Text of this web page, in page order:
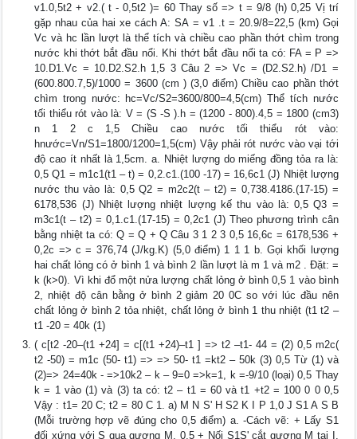
v1.0,5t2 + v2.( t - 0,5t2 )= 60 Thay số => t = 9/8 (h) 0,25 Vị trí
gặp nhau của hai xe cách A: SA = v1 .t = 20.9/8=22,5 (km) Gọi
Vc và hc lần lượt là thể tích và chiều cao phần thớt chìm trong
nước khi thớt bắt đầu nổi. Khi thớt bắt đầu nổi ta có: FA = P =>
10.D1.Vc = 10.D2.S2.h 1,5 3 Câu 2 => Vc = (D2.S2.h) /D1 =
(600.800.7,5)/1000 = 3600 (cm ) (3,0 điểm) Chiều cao phần thớt
chìm trong nước: hc=Vc/S2=3600/800=4,5(cm) Thể tích nước
tối thiểu rót vào là: V = (S -S ).h = (1200 - 800).4,5 = 1800 (cm3)
n 1 2 c 1,5 Chiều cao nước tối thiểu rót vào:
hnước=Vn/S1=1800/1200=1,5(cm) Vậy phải rót nước vào vại tới
độ cao ít nhất là 1,5cm. a. Nhiệt lượng do miếng đồng tỏa ra là:
0,5 Q1 = m1c1(t1 – t) = 0,2.c1.(100 -17) = 16,6c1 (J) Nhiệt lượng
nước thu vào là: 0,5 Q2 = m2c2(t – t2) = 0,738.4186.(17-15) =
6178,536 (J) Nhiệt lượng nhiệt lượng kế thu vào là: 0,5 Q3 =
m3c1(t – t2) = 0,1.c1.(17-15) = 0,2c1 (J) Theo phương trình cân
bằng nhiệt ta có: Q = Q + Q Câu 3 1 2 3 0,5 16,6c = 6178,536 +
0,2c => c = 376,74 (J/kg.K) (5,0 điểm) 1 1 1 b. Gọi khối lượng
hai chất lỏng có ở bình 1 và bình 2 lần lượt là m 1 và m2 . Đặt: =
k (k>0). Vì khi đổ một nửa lượng chất lỏng ở bình 0,5 1 vào bình
2, nhiệt độ cân bằng ở bình 2 giảm 20 0C so với lúc đầu nên
chất lỏng ở bình 2 tỏa nhiệt, chất lỏng ở bình 1 thu nhiệt (t1 t2 –
t1 -20 = 40k (1)
( c[t2 -20–(t1 +24] = c[(t1 +24)–t1 ] => t2 –t1- 44 = (2) 0,5 m2c(
t2 -50) = m1c (50- t1) => => 50- t1 =kt2 – 50k (3) 0,5 Từ (1) và
(2)=> 24=40k - =>10k2 – k – 9=0 =>k=1, k =-9/10 (loại) 0,5 Thay
k = 1 vào (1) và (3) ta có: t2 – t1 = 60 và t1 +t2 = 100 0 0 0,5
Vậy : t1= 20 C; t2 = 80 C 1. a) M N S' H S2 K I P 1,0 J S1 A S B
(Mỗi trường hợp vẽ đúng cho 0,5 điểm) a. -Cách vẽ: + Lấy S1
đối xứng với S qua gương M. 0,5 + Nối S1S' cắt gương M tại I.